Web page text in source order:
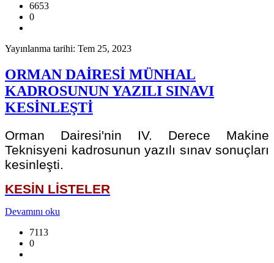
6653
0
Yayınlanma tarihi: Tem 25, 2023
ORMAN DAİRESİ MÜNHAL
KADROSUNUN YAZILI SINAVI
KESİNLEŞTİ
Orman Dairesi'nin IV. Derece Makine
Teknisyeni kadrosunun yazılı sınav sonuçları
kesinleşti.
KESİN LİSTELER
Devamını oku
7113
0